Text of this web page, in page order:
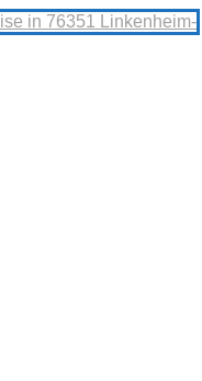
in 76351 Linkenheim-